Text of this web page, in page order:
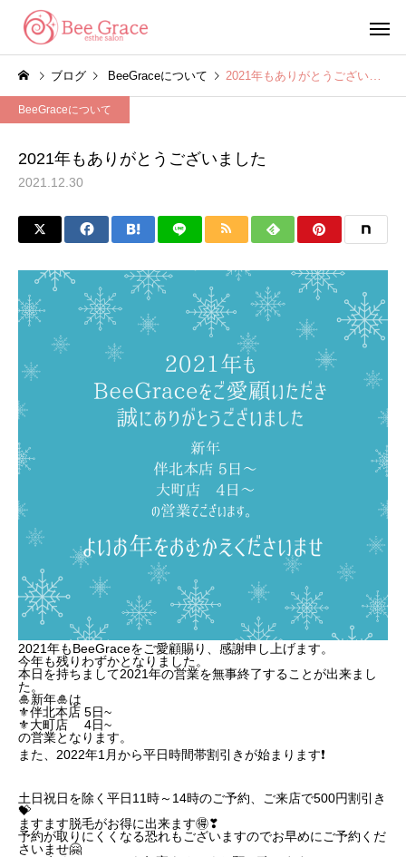
エステ
数量限定で抽選販売が決定
しました‼
サロンのニュース
夏季休業のお知らせ
ブログ BeeGraceについて 2021年もありがとうございました
BeeGraceについて
2021年もありがとうございました
2021.12.30
2021年もBeeGraceをご愛顧賜り、感謝申し上げます。
今年も残りわずかとなりました。
本日を持ちまして2021年の営業を無事終了することが出来まし
た。
🎍新年🎍は
⚜伴北本店 5日~
⚜大町店 4日~
の営業となります。
また、2022年1月から平日時間帯割引きが始まります❗️
土日祝日を除く平日11時～14時のご予約、ご来店で500円割引き
💝
ますます脱毛がお得に出来ます🉐️❣
予約が取りにくくなる恐れもございますのでお早めにご予約くだ
さいませ🤗